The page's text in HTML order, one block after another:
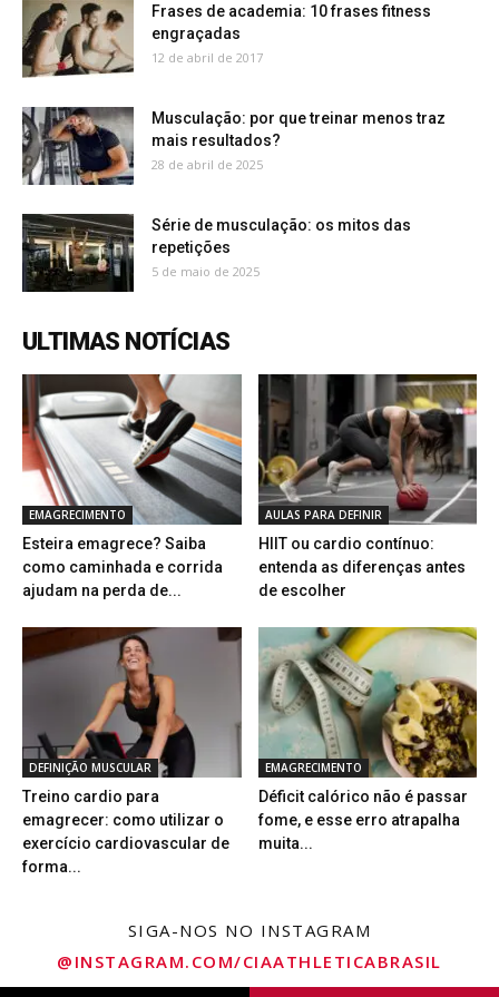
Frases de academia: 10 frases fitness
engraçadas
12 de abril de 2017
Musculação: por que treinar menos traz
mais resultados?
28 de abril de 2025
Série de musculação: os mitos das
repetições
5 de maio de 2025
ULTIMAS NOTÍCIAS
EMAGRECIMENTO
Esteira emagrece? Saiba
como caminhada e corrida
ajudam na perda de...
AULAS PARA DEFINIR
HIIT ou cardio contínuo:
entenda as diferenças antes
de escolher
DEFINIÇÃO MUSCULAR
Treino cardio para
emagrecer: como utilizar o
exercício cardiovascular de
forma...
EMAGRECIMENTO
Déficit calórico não é passar
fome, e esse erro atrapalha
muita...
SIGA-NOS NO INSTAGRAM
@INSTAGRAM.COM/CIAATHLETICABRASIL